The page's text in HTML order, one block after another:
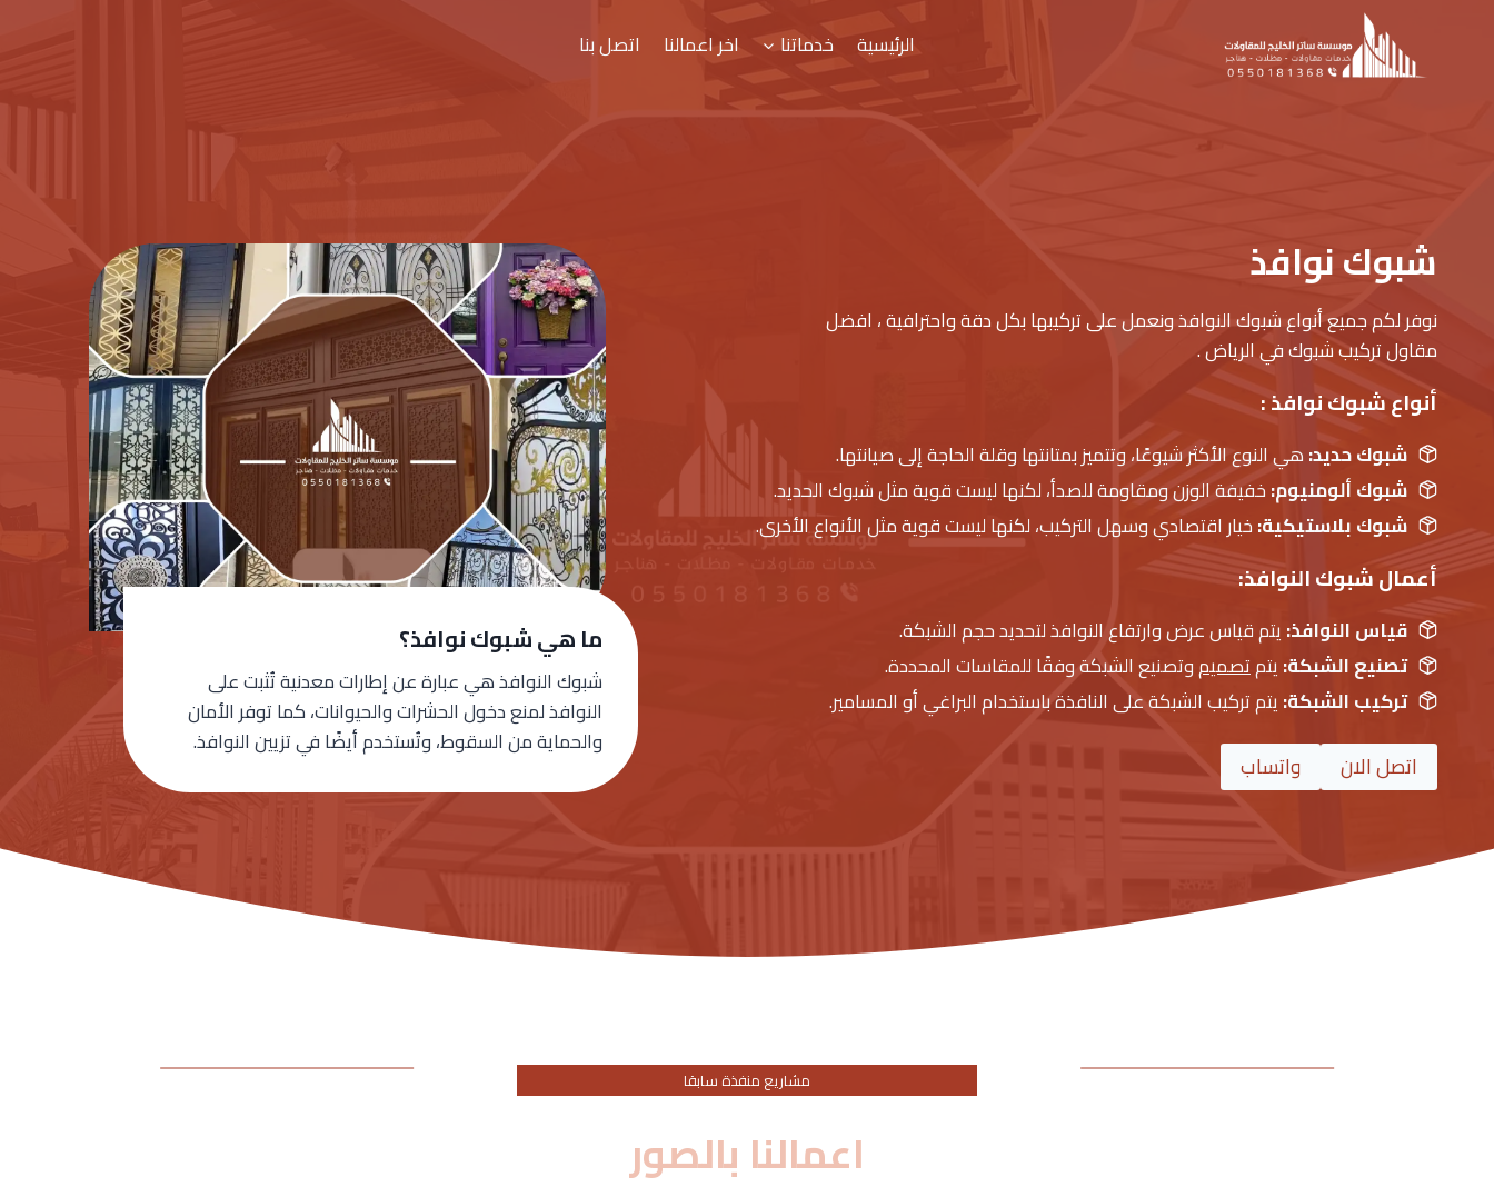
الرئيسية خدماتنا اخر اعمالنا اتصل بنا
شبوك نوافذ
نوفر لكم جميع أنواع شبوك النوافذ ونعمل على تركيبها بكل دقة واحترافية ، افضل
مقاول تركيب شبوك في الرياض .
أنواع شبوك نوافذ :
شبوك حديد:هي النوع الأكثر شيوعًا، وتتميز بمتانتها وقلة الحاجة إلى صيانتها.
شبوك ألومنيوم:خفيفة الوزن ومقاومة للصدأ، لكنها ليست قوية مثل شبوك الحديد.
شبوك بلاستيكية:خيار اقتصادي وسهل التركيب، لكنها ليست قوية مثل الأنواع الأخرى.
أعمال شبوك النوافذ:
قياس النوافذ:يتم قياس عرض وارتفاع النوافذ لتحديد حجم الشبكة.
تصنيع الشبكة:يتمتصميموتصنيع الشبكة وفقًا للمقاسات المحددة.
تركيب الشبكة:يتم تركيب الشبكة على النافذة باستخدام البراغي أو المسامير.
اتصل الان واتساب
ما هي شبوك نوافذ؟
شبوك النوافذ هي عبارة عن إطارات معدنية تُثبت على
النوافذ لمنع دخول الحشرات والحيوانات، كما توفر الأمان
والحماية من السقوط، وتُستخدم أيضًا في تزيين النوافذ.
مشاريع منفذة سابقا
اعمالنا بالصور